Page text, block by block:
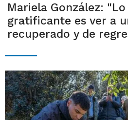
Mariela González:
gratificante es ver a
recuperado y de